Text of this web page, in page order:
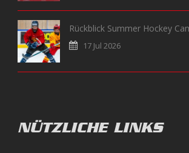
Rückblick Summer Hockey
17 Jul 2026
NÜTZLICHE LINKS